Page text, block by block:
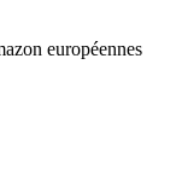
européennes